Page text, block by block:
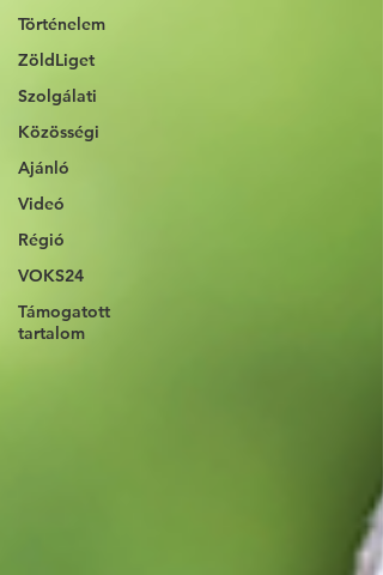
Történelem
ZöldLiget
Szolgálati
Közösségi
Ajánló
Videó
Régió
VOKS24
Támogatott
tartalom